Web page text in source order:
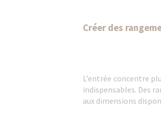
Créer des
L’entrée concentre
indispensables. Des
aux dimensions